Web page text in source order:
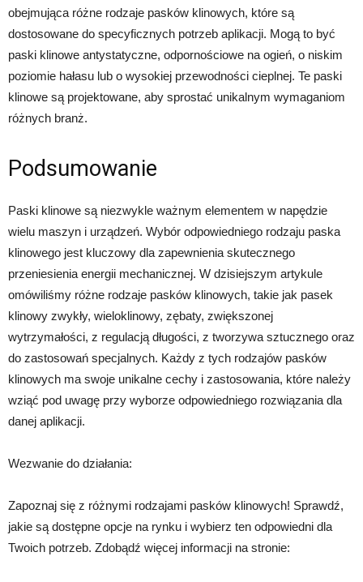
obejmująca różne rodzaje pasków klinowych, które są
dostosowane do specyficznych potrzeb aplikacji. Mogą to być
paski klinowe antystatyczne, odpornościowe na ogień, o niskim
poziomie hałasu lub o wysokiej przewodności cieplnej. Te paski
klinowe są projektowane, aby sprostać unikalnym wymaganiom
różnych branż.
Podsumowanie
Paski klinowe są niezwykle ważnym elementem w napędzie
wielu maszyn i urządzeń. Wybór odpowiedniego rodzaju paska
klinowego jest kluczowy dla zapewnienia skutecznego
przeniesienia energii mechanicznej. W dzisiejszym artykule
omówiliśmy różne rodzaje pasków klinowych, takie jak pasek
klinowy zwykły, wieloklinowy, zębaty, zwiększonej
wytrzymałości, z regulacją długości, z tworzywa sztucznego oraz
do zastosowań specjalnych. Każdy z tych rodzajów pasków
klinowych ma swoje unikalne cechy i zastosowania, które należy
wziąć pod uwagę przy wyborze odpowiedniego rozwiązania dla
danej aplikacji.
Wezwanie do działania:
Zapoznaj się z różnymi rodzajami pasków klinowych! Sprawdź,
jakie są dostępne opcje na rynku i wybierz ten odpowiedni dla
Twoich potrzeb. Zdobądź więcej informacji na stronie: